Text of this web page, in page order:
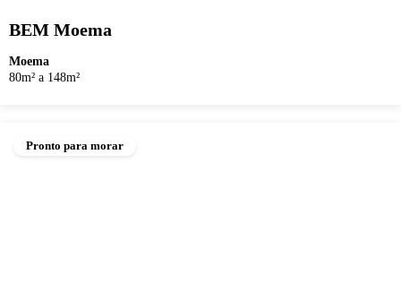
BEM Moema
Moema
80m² a 148m²
Pronto para morar